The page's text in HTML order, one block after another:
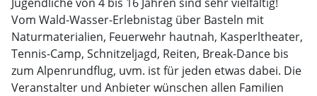
Vom Wald-Wasser-Erlebnistag über Basteln mit
Naturmaterialien, Feuerwehr hautnah, Kasperltheater,
Tennis-Camp, Schnitzeljagd, Reiten, Break-Dance bis
zum Alpenrundflug, uvm. ist für jeden etwas dabei. Die
Veranstalter und Anbieter wünschen allen Familien